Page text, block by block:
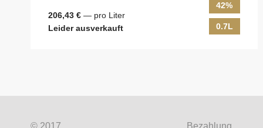
206,43 € — pro Liter
Leider ausverkauft
42%
0.7L
Möchten Sie ein für Newsletter-Abonnenten